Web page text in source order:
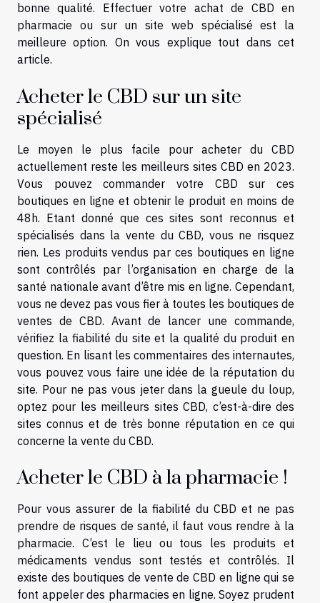
bonne qualité. Effectuer votre achat de CBD en
pharmacie ou sur un site web spécialisé est la
meilleure option. On vous explique tout dans cet
article.
Acheter le CBD sur un site
spécialisé
Le moyen le plus facile pour acheter du CBD
actuellement reste les meilleurs sites CBD en 2023.
Vous pouvez commander votre CBD sur ces
boutiques en ligne et obtenir le produit en moins de
48h. Etant donné que ces sites sont reconnus et
spécialisés dans la vente du CBD, vous ne risquez
rien. Les produits vendus par ces boutiques en ligne
sont contrôlés par l’organisation en charge de la
santé nationale avant d’être mis en ligne. Cependant,
vous ne devez pas vous fier à toutes les boutiques de
ventes de CBD. Avant de lancer une commande,
vérifiez la fiabilité du site et la qualité du produit en
question. En lisant les commentaires des internautes,
vous pouvez vous faire une idée de la réputation du
site. Pour ne pas vous jeter dans la gueule du loup,
optez pour les meilleurs sites CBD, c’est-à-dire des
sites connus et de très bonne réputation en ce qui
concerne la vente du CBD.
Acheter le CBD à la pharmacie !
Pour vous assurer de la fiabilité du CBD et ne pas
prendre de risques de santé, il faut vous rendre à la
pharmacie. C’est le lieu ou tous les produits et
médicaments vendus sont testés et contrôlés. Il
existe des boutiques de vente de CBD en ligne qui se
font appeler des pharmacies en ligne. Soyez prudent